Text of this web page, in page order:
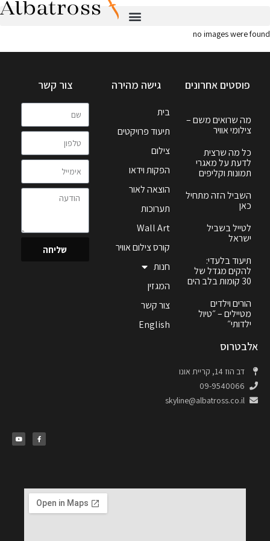
no images were found
פוסטים אחרונים
מה שרואים משם –
צילומי אוויר
כל מה שרצית
לדעת על מאגרי
תמונות וקליפים
השביל הזה מתחיל
כאן
לטייל בשביל
ישראל
תיעוד בלעדי:
להקים מגדל של
30 קומות בלב הים
הורים וילדים
מטיילים – ״טיול
ילדותי״
גישה מהירה
בית
תיעוד פרויקטים
צילום
הפקות וידאו
הוצאה לאור
תערוכות
Wall Art
קורס צילום אוויר
חנות
המגזין
צור קשר
English
צור קשר
שליחה
אלבטרוס
דב הוז 14, קריית אונו
09-9540066
skyline@albatross.co.il